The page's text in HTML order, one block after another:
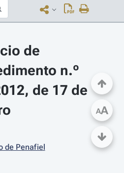
de
n.º
de 17 de
de Penafiel
AA